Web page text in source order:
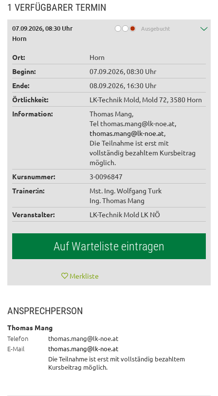
1 VERFÜGBARER TERMIN
07.09.2026, 08:30 Uhr Ausgebucht
Horn
Ort:
Horn
Beginn:
07.09.2026, 08:30 Uhr
Ende:
08.09.2026, 16:30 Uhr
Örtlichkeit:
LK-Technik Mold, Mold 72, 3580 Horn
Information:
Thomas Mang,
Tel thomas.mang@lk-noe.at,
thomas.mang@lk-noe.at,
Die Teilnahme ist erst mit
vollständig bezahltem Kursbeitrag
möglich.
Kursnummer:
3-0096847
Trainer:in:
Mst. Ing. Wolfgang Turk
Ing. Thomas Mang
Veranstalter:
LK-Technik Mold LK NÖ
Auf Warteliste eintragen
Merkliste
ANSPRECHPERSON
Thomas Mang
Telefon thomas.mang@lk-noe.at
E-Mail
thomas.mang@lk-noe.at
Die Teilnahme ist erst mit vollständig bezahltem
Kursbeitrag möglich.